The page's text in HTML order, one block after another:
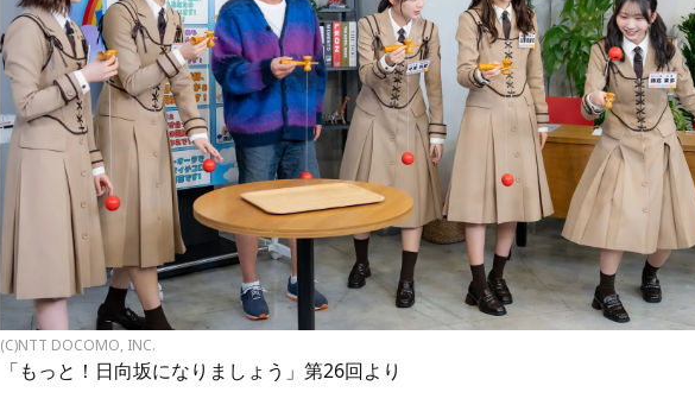
(C)NTT DOCOMO, INC.
「もっと！日向坂になりましょう」第26回より